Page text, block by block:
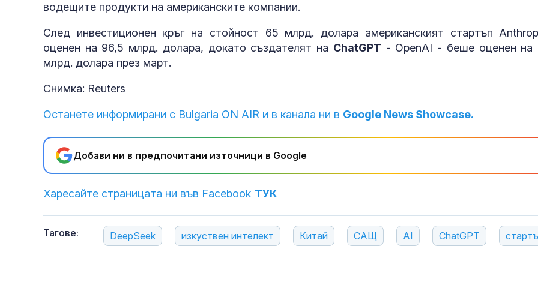
водещите продукти на американските компании.
След инвестиционен кръг на стойност 65 млрд. долара американският стартъп
оценен на 96,5 млрд. долара, докато създателят на ChatGPT - OpenAI - беше оценен на
млрд. долара през март.
Снимка: Reuters
Останете информирани с Bulgaria ON AIR и в канала ни в Google News Showcase.
Добави ни в предпочитани източници в Google
Харесайте страницата ни във Facebook ТУК
Тагове: DeepSeek изкуствен интелект Китай САЩ AI ChatGPT